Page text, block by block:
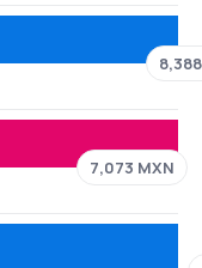
7,073 MXN